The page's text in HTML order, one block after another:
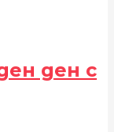
ден с